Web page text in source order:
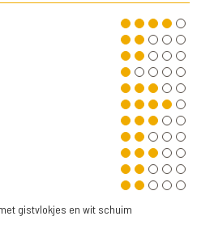
gistvlokjes en wit schuim